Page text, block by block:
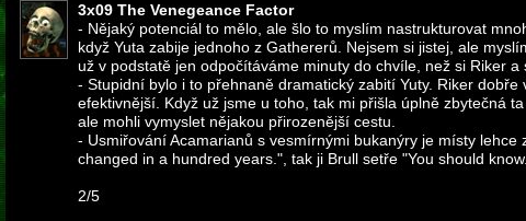
3x09 The Venegeance Factor
- Nějaký potenciál to mělo, ale šlo to myslím nastrukturovat
když Yuta zabije jednoho z Gathererů. Nejsem si jistej, ale
už v podstatě jen odpočítáváme minuty do chvíle, než si Riker
- Stupidní bylo i to přehnaně dramatický zabití Yuty. Riker
efektivnější. Když už jsme u toho, tak mi přišla úplně zbytečná
ale mohli vymyslet nějakou přirozenější cestu.
- Usmiřování Acamarianů s vesmírnými bukanýry je místy
changed in a hundred years.", tak ji Brull setře "You should
2/5